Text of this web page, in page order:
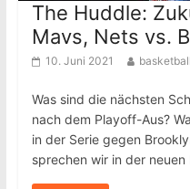
The Huddle:
Mavs, Nets vs.
10. Juni 2021
Was sind die nächsten
nach dem Playoff-Aus?
in der Serie gegen
sprechen wir in der neuen